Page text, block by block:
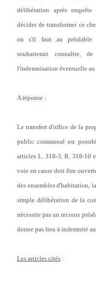
délibération après
décider de transformer ce
ou s'il faut au préalable
souhaiterait connaître,
l'indemnisation éventuelle
A réponse :
Le transfert d'office de la
public communal est
articles L. 318-3, R. 318-10
voie en cause doit être
des ensembles d'habitation,
simple délibération de la
nécessite pas un recours
donne pas lieu à indemnité
Les articles cités: